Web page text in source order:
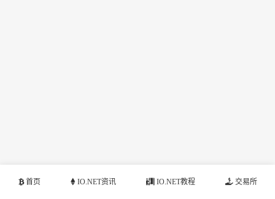
首页 IO.NET资讯 IO.NET教程 交易所